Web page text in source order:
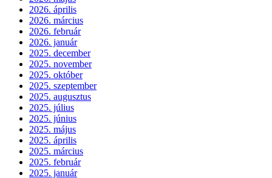
2026. április
2026. március
2026. február
2026. január
2025. december
2025. november
2025. október
2025. szeptember
2025. augusztus
2025. július
2025. június
2025. május
2025. április
2025. március
2025. február
2025. január